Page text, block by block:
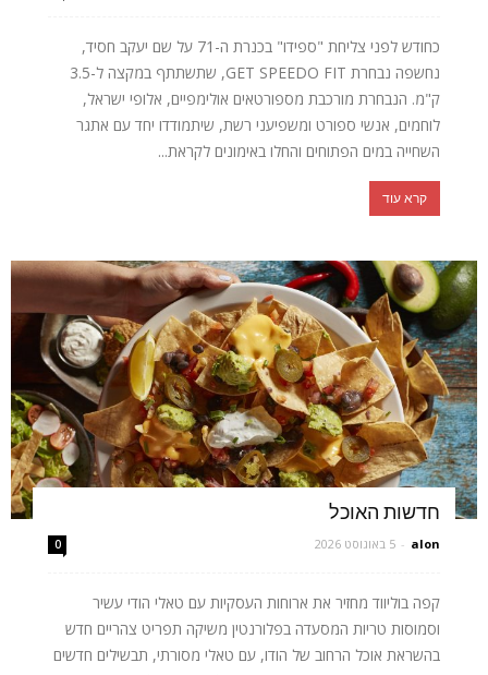
כחודש לפני צליחת "ספידו" בכנרת ה-71 על שם יעקב חסיד,
נחשפה נבחרת GET SPEEDO FIT, שתשתתף במקצה ל-3.5
ק"מ. הנבחרת מורכבת מספורטאים אולימפיים, אלופי ישראל,
לוחמים, אנשי ספורט ומשפיעני רשת, שיתמודדו יחד עם אתגר
השחייה במים הפתוחים והחלו באימונים לקראת...
קרא עוד
חדשות האוכל
alon
- 5 באוגוסט 2026 0
קפה בוליווד מחזיר את ארוחות העסקיות עם טאלי הודי עשיר
וסמוסות טריות המסעדה בפלורנטין משיקה תפריט צהריים חדש
בהשראת אוכל הרחוב של הודו, עם טאלי מסורתי, תבשילים חדשים